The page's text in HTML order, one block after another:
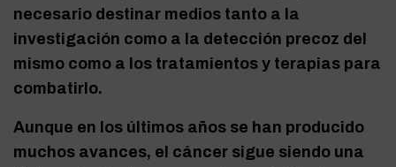
necesario destinar medios tanto a la
investigación como a la detección precoz del
mismo como a los tratamientos y terapias para
combatirlo.
Aunque en los últimos años se han producido
muchos avances, el cáncer sigue siendo una